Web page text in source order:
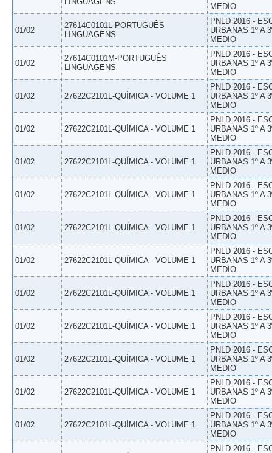
MEDIO
01/02
27614C0101L-PORTUGUÊS
LINGUAGENS
PNLD 2016 -
URBANAS 1º A
MEDIO
01/02
27614C0101M-PORTUGUÊS
LINGUAGENS
PNLD 2016 -
URBANAS 1º A
MEDIO
01/02 27622C2101L-QUÍMICA - VOLUME 1
PNLD 2016 -
URBANAS 1º A
MEDIO
01/02 27622C2101L-QUÍMICA - VOLUME 1
PNLD 2016 -
URBANAS 1º A
MEDIO
01/02 27622C2101L-QUÍMICA - VOLUME 1
PNLD 2016 -
URBANAS 1º A
MEDIO
01/02 27622C2101L-QUÍMICA - VOLUME 1
PNLD 2016 -
URBANAS 1º A
MEDIO
01/02 27622C2101L-QUÍMICA - VOLUME 1
PNLD 2016 -
URBANAS 1º A
MEDIO
01/02 27622C2101L-QUÍMICA - VOLUME 1
PNLD 2016 -
URBANAS 1º A
MEDIO
01/02 27622C2101L-QUÍMICA - VOLUME 1
PNLD 2016 -
URBANAS 1º A
MEDIO
01/02 27622C2101L-QUÍMICA - VOLUME 1
PNLD 2016 -
URBANAS 1º A
MEDIO
01/02 27622C2101L-QUÍMICA - VOLUME 1
PNLD 2016 -
URBANAS 1º A
MEDIO
01/02 27622C2101L-QUÍMICA - VOLUME 1
PNLD 2016 -
URBANAS 1º A
MEDIO
01/02 27622C2101L-QUÍMICA - VOLUME 1
PNLD 2016 -
URBANAS 1º A
MEDIO
PNLD 2016 -